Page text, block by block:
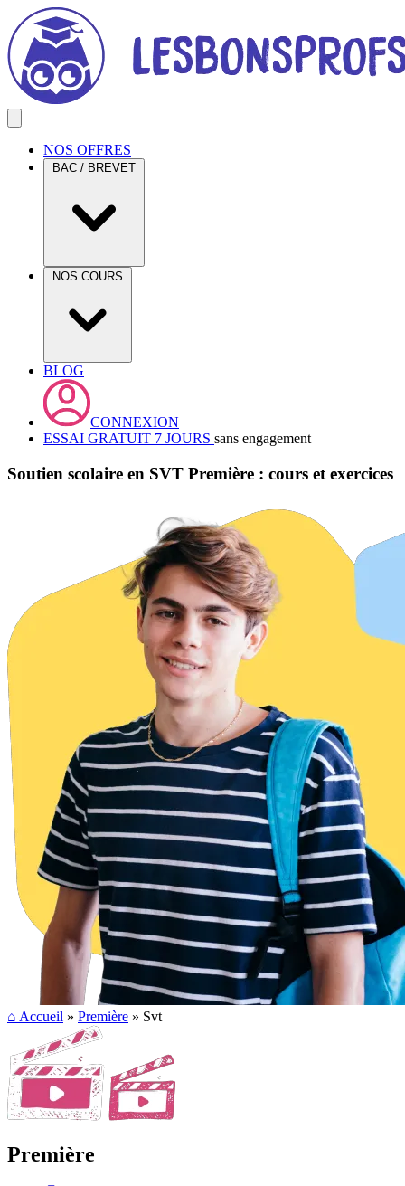
NOS OFFRES
BAC / BREVET
NOS COURS
BLOG
CONNEXION
ESSAI GRATUIT 7 JOURS sans engagement
Soutien scolaire en SVT Première : cours et exercices
⌂ Accueil » Première » Svt
Première